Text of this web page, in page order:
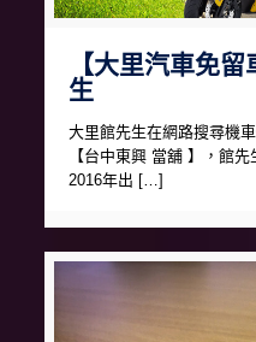
【大里汽車免
生
大里館先生在網路搜尋機
【台中東興 當舖 】，館
2016年出 […]